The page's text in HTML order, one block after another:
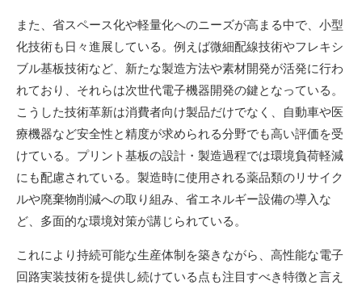
また、省スペース化や軽量化へのニーズが高まる中で、小型
化技術も日々進展している。例えば微細配線技術やフレキシ
ブル基板技術など、新たな製造方法や素材開発が活発に行わ
れており、それらは次世代電子機器開発の鍵となっている。
こうした技術革新は消費者向け製品だけでなく、自動車や医
療機器など安全性と精度が求められる分野でも高い評価を受
けている。プリント基板の設計・製造過程では環境負荷軽減
にも配慮されている。製造時に使用される薬品類のリサイク
ルや廃棄物削減への取り組み、省エネルギー設備の導入な
ど、多面的な環境対策が講じられている。
これにより持続可能な生産体制を築きながら、高性能な電子
回路実装技術を提供し続けている点も注目すべき特徴と言え